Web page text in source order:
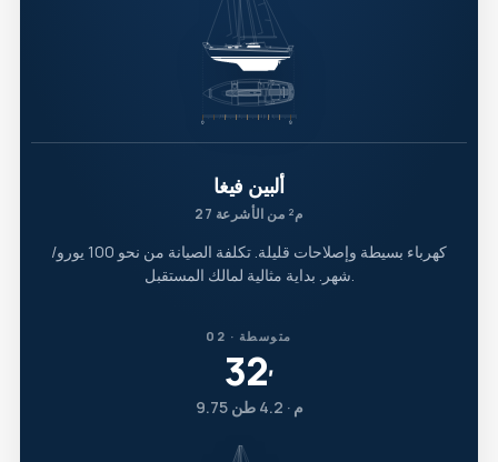
ألبين فيغا
27 م² من الأشرعة
كهرباء بسيطة وإصلاحات قليلة. تكلفة الصيانة من نحو 100 يورو/
شهر. بداية مثالية لمالك المستقبل.
02 · متوسطة
32′
9.75 م · 4.2 طن